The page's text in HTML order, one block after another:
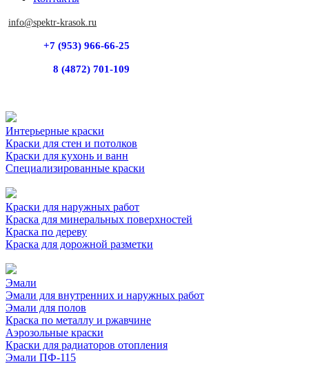
info@spektr-krasok.ru
+7 (953) 966-66-25
8 (4872) 701-109
Интерьерные краски
Краски для стен и потолков
Краски для кухонь и ванн
Специализированные краски
Краски для наружных работ
Краска для минеральных поверхностей
Краска по дереву
Краска для дорожной разметки
Эмали
Эмали для внутренних и наружных работ
Эмали для полов
Краска по металлу и ржавчине
Аэрозольные краски
Краски для радиаторов отопления
Эмали ПФ-115